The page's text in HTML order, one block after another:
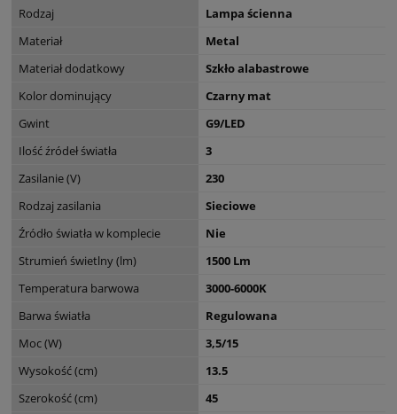
Rodzaj
Lampa ścienna
Materiał
Metal
Materiał dodatkowy
Szkło alabastrowe
Kolor dominujący
Czarny mat
Gwint
G9/LED
Ilość źródeł światła
3
Zasilanie (V)
230
Rodzaj zasilania
Sieciowe
Źródło światła w komplecie
Nie
Strumień świetlny (lm)
1500 Lm
Temperatura barwowa
3000-6000K
Barwa światła
Regulowana
Moc (W)
3,5/15
Wysokość (cm)
13.5
Szerokość (cm)
45